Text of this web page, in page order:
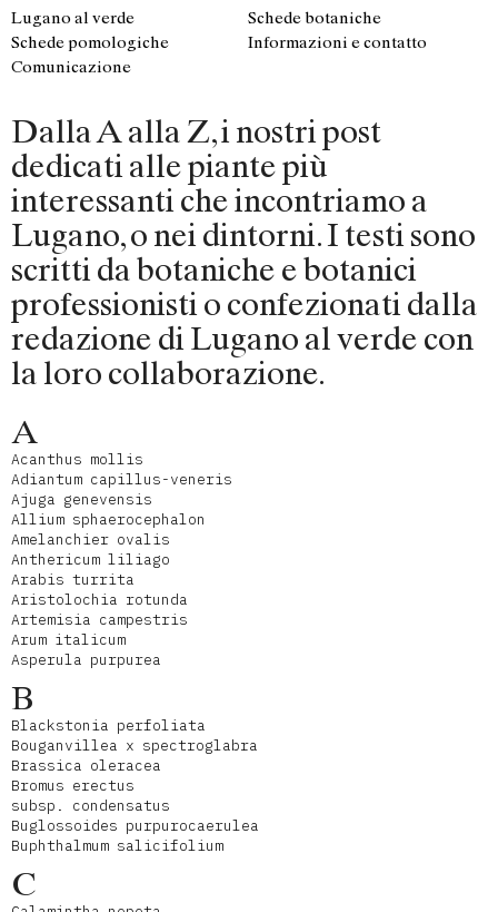
Lugano al verde
Schede botaniche
Schede pomologiche
Informazioni e contatto
Comunicazione
Dalla A alla Z, i nostri post
dedicati alle piante più
interessanti che incontriamo a
Lugano, o nei dintorni. I testi sono
scritti da botaniche e botanici
professionisti o confezionati dalla
redazione di Lugano al verde con
la loro collaborazione.
A
Acanthus mollis
Adiantum capillus-veneris
Ajuga genevensis
Allium sphaerocephalon
Amelanchier ovalis
Anthericum liliago
Arabis turrita
Aristolochia rotunda
Artemisia campestris
Arum italicum
Asperula purpurea
B
Blackstonia perfoliata
Bouganvillea x spectroglabra
Brassica oleracea
Bromus erectus
subsp. condensatus
Buglossoides purpurocaerulea
Buphthalmum salicifolium
C